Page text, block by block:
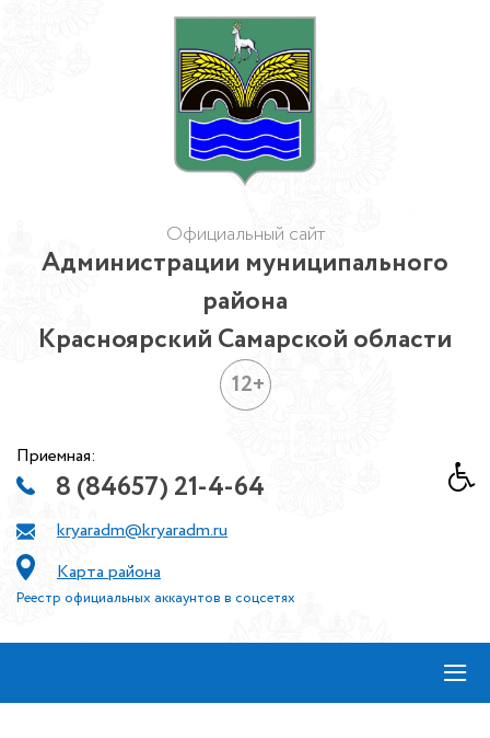
Официальный сайт
Администрации муниципального
района
Красноярский Самарской области
12+
Приемная:
8 (84657) 21-4-64
kryaradm@kryaradm.ru
Карта района
Реестр официальных аккаунтов в соцсетях
≡